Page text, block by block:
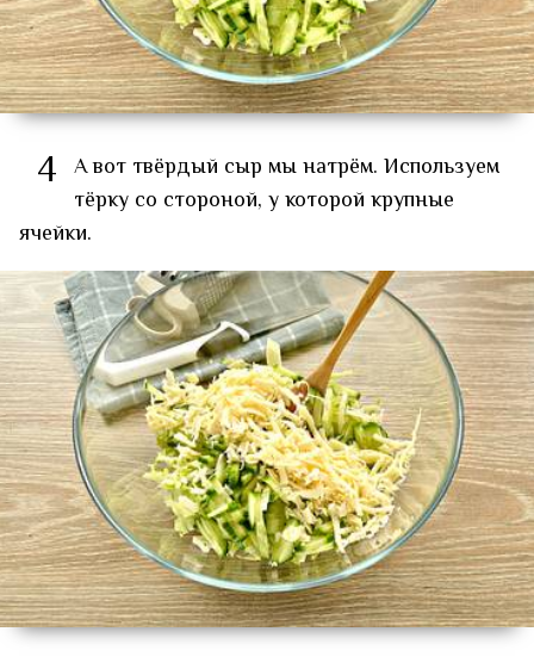
4 А вот твёрдый сыр мы натрём. Используем
тёрку со стороной, у которой крупные
ячейки.